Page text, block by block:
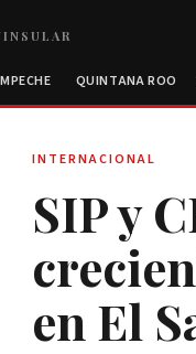
QUINTANA ROO
INTERNACIONAL
SIP y
en El